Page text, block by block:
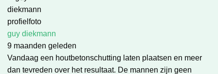
guy diekmann
9 maanden geleden
Vandaag een houtbetonschutting laten plaatsen en meer
dan tevreden over het resultaat. De mannen zijn geen